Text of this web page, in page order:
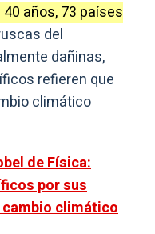
años, 73 países
del
dañinas,
refieren que
climático
de Física:
por sus
climático